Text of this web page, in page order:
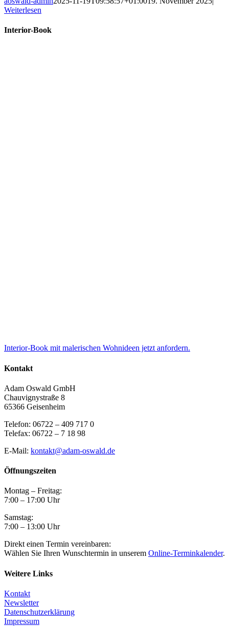
Weiterlesen
Interior-Book
Interior-Book mit malerischen Wohnideen jetzt anfordern.
Kontakt
Adam Oswald GmbH
Chauvignystraße 8
65366 Geisenheim
Telefon: 06722 – 409 717 0
Telefax: 06722 – 7 18 98
E-Mail: kontakt@adam-oswald.de
Öffnungszeiten
Montag – Freitag:
7:00 – 17:00 Uhr
Samstag:
7:00 – 13:00 Uhr
Direkt einen Termin vereinbaren:
Wählen Sie Ihren Wunschtermin in unserem Online-Terminkalender.
Weitere Links
Kontakt
Newsletter
Datenschutzerklärung
Impressum